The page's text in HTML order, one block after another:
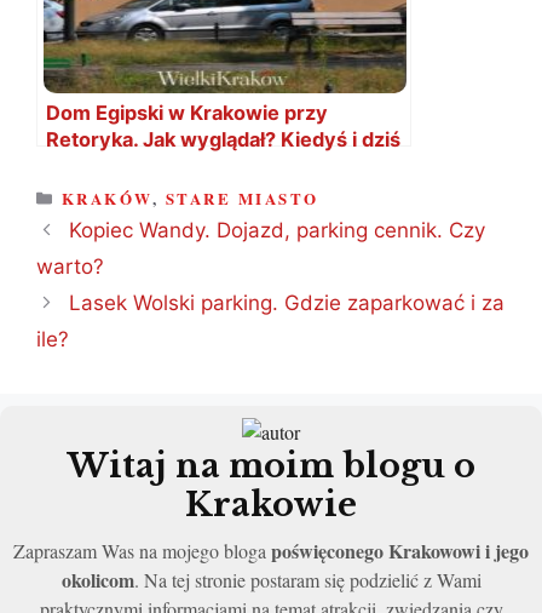
Dom Egipski w Krakowie przy
Retoryka. Jak wyglądał? Kiedyś i dziś
KATEGORIE
KRAKÓW, STARE MIASTO
Kopiec Wandy. Dojazd, parking cennik. Czy
warto?
Lasek Wolski parking. Gdzie zaparkować i za
ile?
Witaj na moim blogu o
Krakowie
Zapraszam Was na mojego bloga poświęconego Krakowowi i jego
okolicom. Na tej stronie postaram się podzielić z Wami